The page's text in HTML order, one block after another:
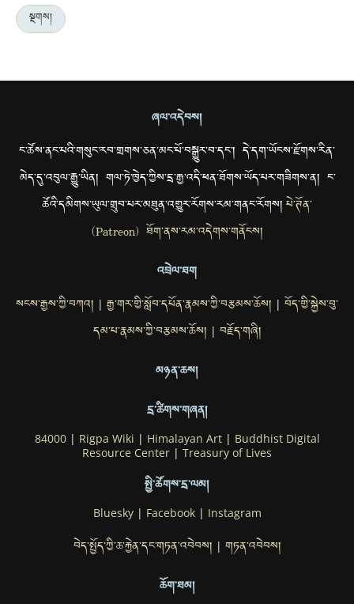
སྔགས།
ཞལ་འདེབས།
ང་ཚོས་ནང་པའི་གསུང་རབ་གྲགས་ཅན་མང་པོ་བསྒྱུར་བ་དང་། དེ་དག་ཡོངས་རྫོགས་རིན་
མེད་དུ་འབུལ་རྒྱུ་ཡིན། གལ་ཏེ་ཁྱེད་ཀྱིས་དྲ་རྒྱ་འདི་ཕན་ཐོགས་ཡོད་པར་གཟིགས་ན། ང་
ཚོའི་དམིགས་ཡུལ་གྲུབ་པར་མཐུན་འགྱུར་རོགས་རམ་གནང་རོགས།པེ་ཊོན་
(Patreon) ཐོག་ནས་རམ་འདེགས་གནོངས།
འབྲེལ་ཐག
སངས་རྒྱས་ཀྱི་བཀའ། | རྒྱ་གར་གྱི་སློབ་དཔོན་རྣམས་ཀྱི་བརྩམས་ཆོས། | བོད་གྱི་སྐྱེས་བུ་
དམ་པ་རྣམས་ཀྱི་བརྩམས་ཆོས། | བརྗོད་གཞི།
མཉན་ཆས།
དྲ་ཚིགས་གཞན།
84000| Rigpa Wiki | Himalayan Art| Buddhist Digital
Resource Center | Treasury of Lives
སྤྱི་ཚོགས་དྲ་ལམ།
Bluesky| Facebook| Instagram
བེད་སྤྱོད་ཀྱི་ཆ་རྐྱེན་དང་གཏན་འབེབས། | གཏན་འབེབས།
ཆོག་ཐམ།